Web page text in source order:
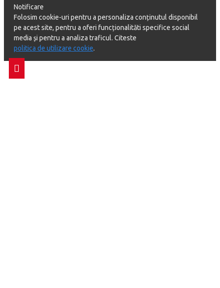
Notificare
Folosim cookie-uri pentru a personaliza conținutul disponibil
pe acest site, pentru a oferi funcționalităti specifice social
media și pentru a analiza traficul. Citeste
politica de utilizare cookie.